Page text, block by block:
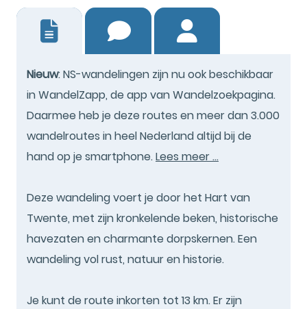
Nieuw: NS-wandelingen zijn nu ook beschikbaar
in WandelZapp, de app van Wandelzoekpagina.
Daarmee heb je deze routes en meer dan 3.000
wandelroutes in heel Nederland altijd bij de
hand op je smartphone.Lees meer ...
Deze wandeling voert je door het Hart van
Twente, met zijn kronkelende beken, historische
havezaten en charmante dorpskernen. Een
wandeling vol rust, natuur en historie.
Je kunt de route inkorten tot 13 km. Er zijn